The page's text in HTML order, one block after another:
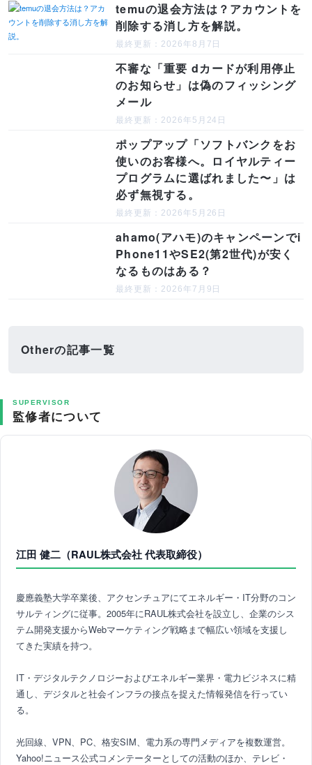
temuの退会方法は？アカウントを
削除する消し方を解説。
最終更新：2026年8月7日
不審な「重要 dカードが利用停止
のお知らせ」は偽のフィッシング
メール
最終更新：2026年5月24日
ポップアップ「ソフトバンクをお
使いのお客様へ。ロイヤルティー
プログラムに選ばれました〜」は
必ず無視する。
最終更新：2026年5月26日
ahamo(アハモ)のキャンペーンでi
Phone11やSE2(第2世代)が安く
なるものはある？
最終更新：2026年7月9日
Otherの記事一覧
SUPERVISOR
監修者について
江田 健二（RAUL株式会社 代表取締役）
慶應義塾大学卒業後、アクセンチュアにてエネルギー・IT分野のコン
サルティングに従事。2005年にRAUL株式会社を設立し、企業のシス
テム開発支援からWebマーケティング戦略まで幅広い領域を支援し
てきた実績を持つ。
IT・デジタルテクノロジーおよびエネルギー業界・電力ビジネスに精
通し、デジタルと社会インフラの接点を捉えた情報発信を行ってい
る。
光回線、VPN、PC、格安SIM、電力系の専門メディアを複数運営。
Yahoo!ニュース公式コメンテーターとしての活動のほか、テレビ・